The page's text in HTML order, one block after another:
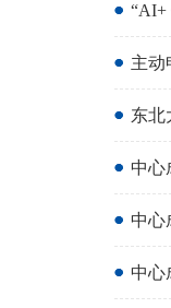
“AI+
主动
东北
中心
中心
中心